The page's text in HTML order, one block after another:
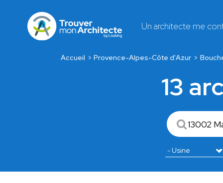
Un architecte me
Accueil Provence-Alpes-Côte d'Azur
13